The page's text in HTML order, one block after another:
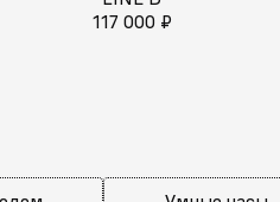
117 000 ₽